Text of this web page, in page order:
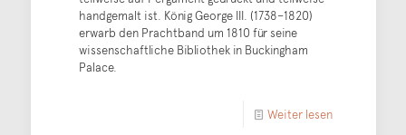
handgemalt ist. König George III. (1738–1820)
erwarb den Prachtband um 1810 für seine
wissenschaftliche Bibliothek in Buckingham
Palace.
Weiter lesen